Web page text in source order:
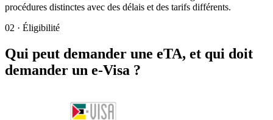
procédures distinctes avec des délais et des tarifs différents.
02 · Éligibilité
Qui peut demander une eTA, et qui doit
demander un e-Visa ?